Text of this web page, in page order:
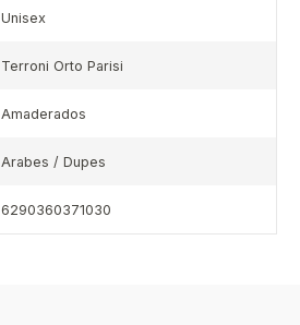
Unisex
Terroni Orto Parisi
Amaderados
Arabes / Dupes
6290360371030